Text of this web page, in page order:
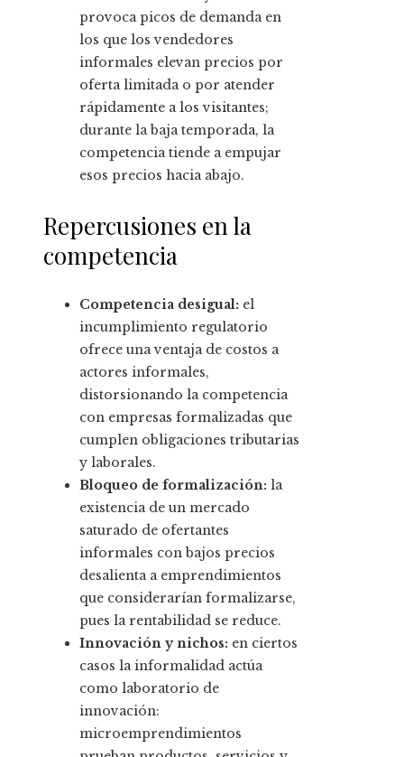
provoca picos de demanda en
los que los vendedores
informales elevan precios por
oferta limitada o por atender
rápidamente a los visitantes;
durante la baja temporada, la
competencia tiende a empujar
esos precios hacia abajo.
Repercusiones en la
competencia
Competencia desigual: el
incumplimiento regulatorio
ofrece una ventaja de costos a
actores informales,
distorsionando la competencia
con empresas formalizadas que
cumplen obligaciones tributarias
y laborales.
Bloqueo de formalización: la
existencia de un mercado
saturado de ofertantes
informales con bajos precios
desalienta a emprendimientos
que considerarían formalizarse,
pues la rentabilidad se reduce.
Innovación y nichos: en ciertos
casos la informalidad actúa
como laboratorio de
innovación:
microemprendimientos